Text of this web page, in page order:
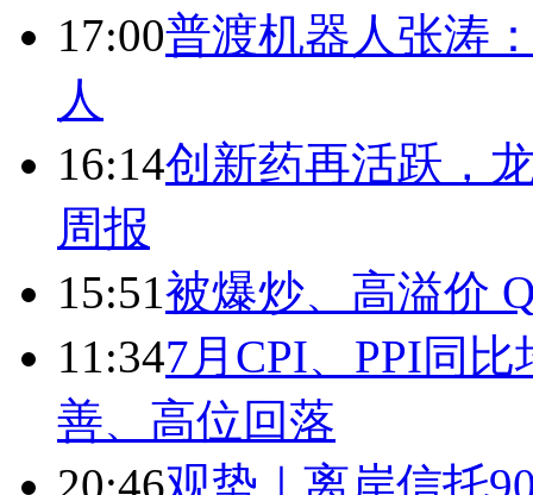
17:00普渡机器人张涛
人
16:14创新药再活跃，
周报
15:51被爆炒、高溢价
11:347月CPI、PPI同
善、高位回落